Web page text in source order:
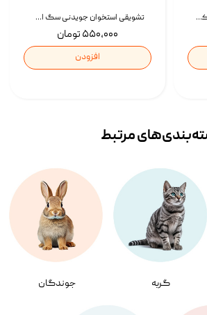
تشویقی استخوان جویدنی سگ اسنکی کرانچی با طعم مرغ Snacky Crunchy Munchy وزن 100 گرم
۵۵۰,۰۰۰ تومان
افزودن
تشویقی گربه درمانی کرانچ اسنکی با طعم میکس Snacky Crunch Cat Treats وزن 60 گرم بسته 4 عددی
گربه جوندگان
مرتبط